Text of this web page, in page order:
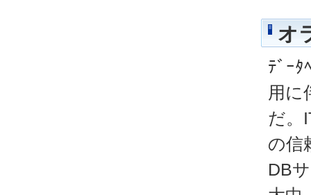
オ
ﾃﾞｰﾀ
用に
だ。
の信
DB